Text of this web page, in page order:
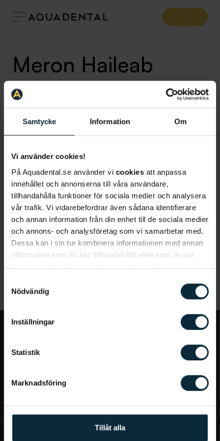
Samtycke Information Om
Vi använder cookies!
På Aquadental.se använder vi cookies att anpassa
innehållet och annonserna till våra användare,
tillhandahålla funktioner för sociala medier och analysera
vår trafik. Vi vidarebefordrar även sådana identifierare
och annan information från din enhet till de sociala medier
och annons- och analysföretag som vi samarbetar med.
Dessa kan i sin tur kombinera informationen med annan
information som du har tillhandahållit eller som de har
samlat in när du har använt deras tjänster.
Nödvändig
Inställningar
Statistik
Marknadsföring
Tillåt alla
Meron Haileab
Allmäntandläkare
Klinik: